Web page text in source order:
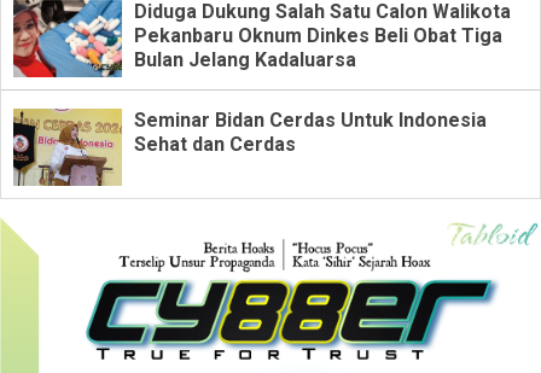
Diduga Dukung Salah Satu Calon Walikota
Pekanbaru Oknum Dinkes Beli Obat Tiga
Bulan Jelang Kadaluarsa
Seminar Bidan Cerdas Untuk Indonesia
Sehat dan Cerdas